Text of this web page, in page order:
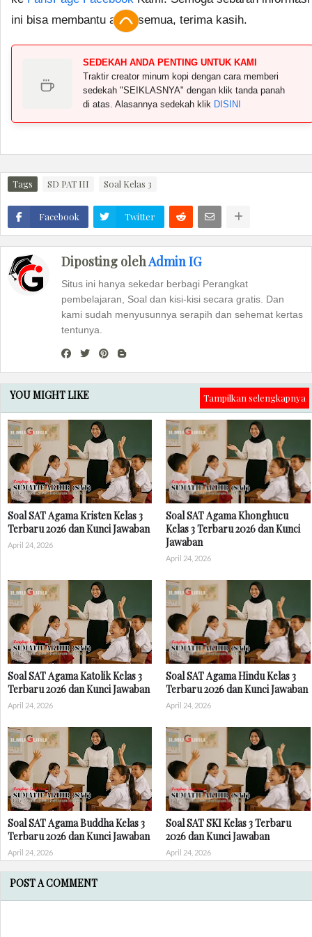
ini bisa membantu anda semua, terima kasih.
SEDEKAH ANDA PENTING UNTUK KAMI
Traktir creator minum kopi dengan cara memberi
sedekah "SEIKLASNYA" dengan klik tanda panah
di atas. Alasannya sedekah klik DISINI
Tags SD PAT III Soal Kelas 3
Facebook Twitter
Diposting olehAdmin IG
Situs ini hanya sekedar berbagi Perangkat
pembelajaran, Soal dan kisi-kisi secara gratis. Dan
kami sudah menyusunnya serapih dan sehemat kertas
tentunya.
YOU MIGHT LIKE Tampilkan selengkapnya
Soal SAT Agama Kristen Kelas 3
Terbaru 2026 dan Kunci Jawaban
April 24, 2026
Soal SAT Agama Khonghucu
Kelas 3 Terbaru 2026 dan Kunci
Jawaban
April 24, 2026
Soal SAT Agama Katolik Kelas 3
Terbaru 2026 dan Kunci Jawaban
April 24, 2026
Soal SAT Agama Hindu Kelas 3
Terbaru 2026 dan Kunci Jawaban
April 24, 2026
Soal SAT Agama Buddha Kelas 3
Terbaru 2026 dan Kunci Jawaban
April 24, 2026
Soal SAT SKI Kelas 3 Terbaru
2026 dan Kunci Jawaban
April 24, 2026
POST A COMMENT